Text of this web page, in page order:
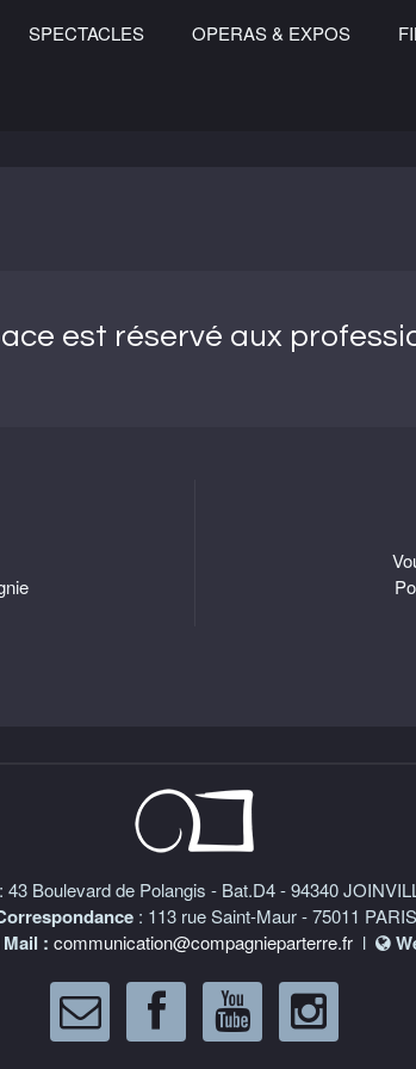
SPECTACLES OPERAS & EXPOS
est réservé aux
: 43 Boulevard de Polangis - Bat.D4 - 94340
: 113 rue Saint-Maur - 75011 PARIS
Mail : communication@compagnieparterre.fr l